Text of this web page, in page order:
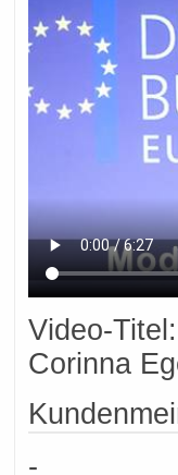
Video-
Corinna
-